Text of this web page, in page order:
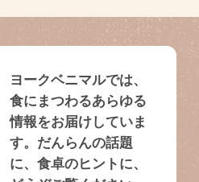
ヨークベニマルでは、
食にまつわるあらゆる
情報をお届けしていま
す。だんらんの話題
に、食卓のヒントに、